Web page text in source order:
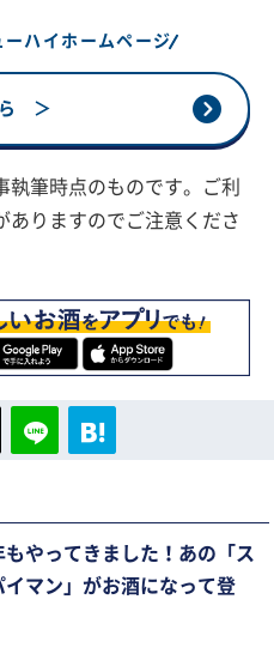
ハイホームページ
ら ＞
筆時点のものです。ご利
ありますのでご注意くださ
もやってきました！あの「ス
イマン」がお酒になって登